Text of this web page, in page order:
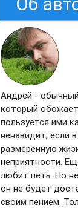
Андрей -
который
пользуется ими
ненавидит, если в
размеренную
неприятности.
любит петь. Но
он не будет
своим пением.